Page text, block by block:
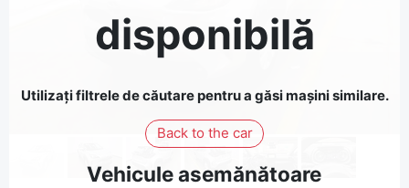
disponibilă
Utilizați filtrele de căutare pentru a găsi mașini similare.
Back to the car
Vehicule asemănătoare